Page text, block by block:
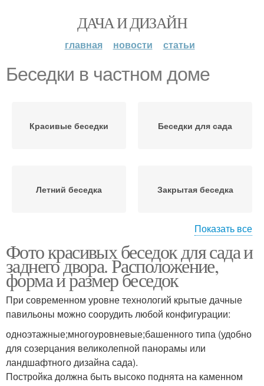
ДАЧА И ДИЗАЙН
главная новости статьи
Беседки в частном доме
Красивые беседки Беседки для сада
Летний беседка Закрытая беседка
Беседка во дворе Беседка в частном доме
Беседки во дворе Беседки для дачи
Летняя беседка Полуоткрытая беседка
Показать все
Фото красивых беседок для сада и
заднего двора. Расположение,
форма и размер беседок
При современном уровне технологий крытые дачные
павильоны можно соорудить любой конфигурации:
одноэтажные;многоуровневые;башенного типа (удобно
для созерцания великолепной панорамы или
ландшафтного дизайна сада).
Постройка должна быть высоко поднята на каменном